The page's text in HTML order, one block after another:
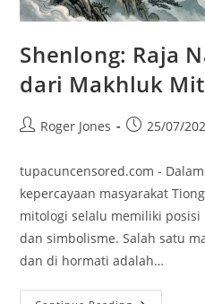
Shenlong: Raja
dari Makhluk
PostRoger Jones
Post25/07/
tupacuncensored.com -
kepercayaan masyarakat
mitologi selalu memiliki
dan simbolisme. Salah satu
dan di hormati adalah…